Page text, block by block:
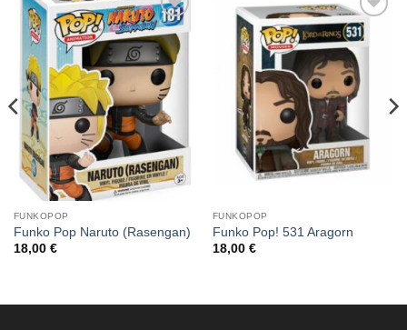
Aggiungi
alla lista
dei
desideri
FUNKOPOP
Funko Pop Naruto (Rasengan)
18,00 €
Aggiungi
alla lista
dei
desideri
FUNKOPOP
Funko Pop! 531 Aragorn
18,00 €